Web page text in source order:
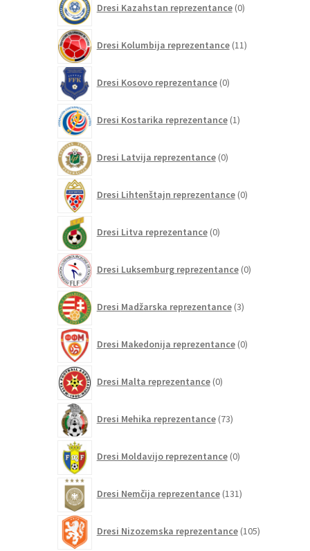
Dresi Kazahstan reprezentance 0izdelkov
Dresi Kolumbija reprezentance 11izdelkov
Dresi Kosovo reprezentance 0izdelkov
Dresi Kostarika reprezentance 1izdelek
Dresi Latvija reprezentance 0izdelkov
Dresi Lihtenštajn reprezentance 0izdelkov
Dresi Litva reprezentance 0izdelkov
Dresi Luksemburg reprezentance 0izdelkov
Dresi Madžarska reprezentance 3izdelki
Dresi Makedonija reprezentance 0izdelkov
Dresi Malta reprezentance 0izdelkov
Dresi Mehika reprezentance 73izdelkov
Dresi Moldavijo reprezentance 0izdelkov
Dresi Nemčija reprezentance 131izdelkov
Dresi Nizozemska reprezentance 105izdelkov